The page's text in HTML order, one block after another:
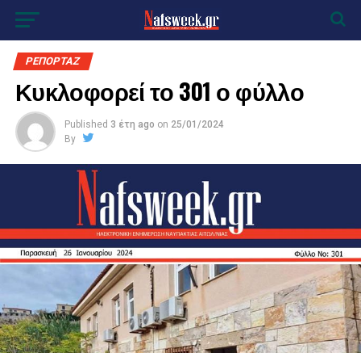
ΡΕΠΟΡΤΑΖ
Κυκλοφορεί το 301 ο φύλλο
Published 3 έτη ago on 25/01/2024
By